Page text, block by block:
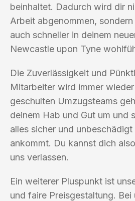
beinhaltet. Dadurch wird dir
Arbeit abgenommen,
auch schneller in deinem
Newcastle upon Tyne
Die Zuverlässigkeit und
Mitarbeiter wird immer
geschulten Umzugsteams
deinem Hab und Gut um und
alles sicher und
ankommt. Du kannst dich
uns verlassen.
Ein weiterer Pluspunkt ist
und faire Preisgestaltung.